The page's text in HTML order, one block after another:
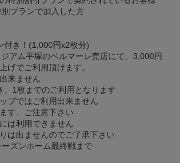
別プランで加入した方
付き！(1,000円x2枚分)
アム平塚のベルマーレ売店にて、3,000円
げでご利用頂けます。
来ません
、1枚までのご利用となります
プではご利用出来ません
す、ご注意下さい
は利用できません
は出ませんのでご了承下さい
ーズンホーム最終戦まで